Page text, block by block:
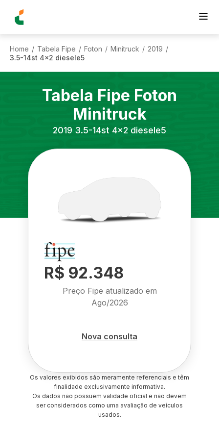
Home / Tabela Fipe / Foton / Minitruck / 2019 /
3.5-14st 4x2 diesele5
Tabela Fipe Foton
Minitruck
2019 3.5-14st 4x2 diesele5
R$ 92.348
Preço Fipe atualizado em
Ago/2026
Nova consulta
Os valores exibidos são meramente referenciais e têm
finalidade exclusivamente informativa.
Os dados não possuem validade oficial e não devem
ser considerados como uma avaliação de veículos
usados.